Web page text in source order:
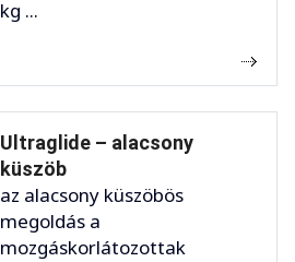
kg ...
Ultraglide – alacsony
küszöb
az alacsony küszöbös
megoldás a
mozgáskorlátozottak